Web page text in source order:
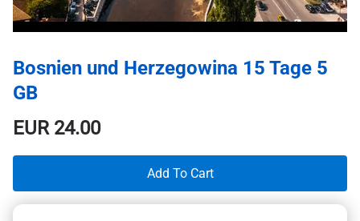
Bosnien und Herzegowina 15 Tage 5
GB
EUR24.00
Add To Cart